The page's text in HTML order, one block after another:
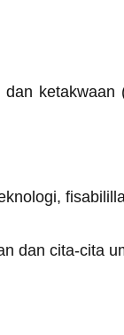
ketakwaan
dan cita-cita